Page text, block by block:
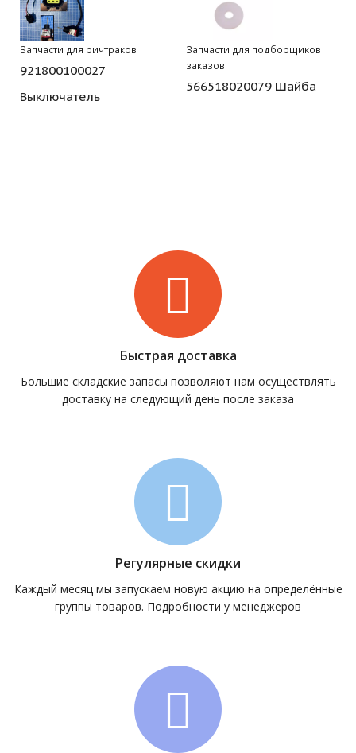
Запчасти для ричтраков
921800100027
Выключатель
Запчасти для подборщиков
заказов
566518020079 Шайба
Быстрая доставка
Большие складские запасы позволяют нам осуществлять
доставку на следующий день после заказа
Регулярные скидки
Каждый месяц мы запускаем новую акцию на определённые
группы товаров. Подробности у менеджеров